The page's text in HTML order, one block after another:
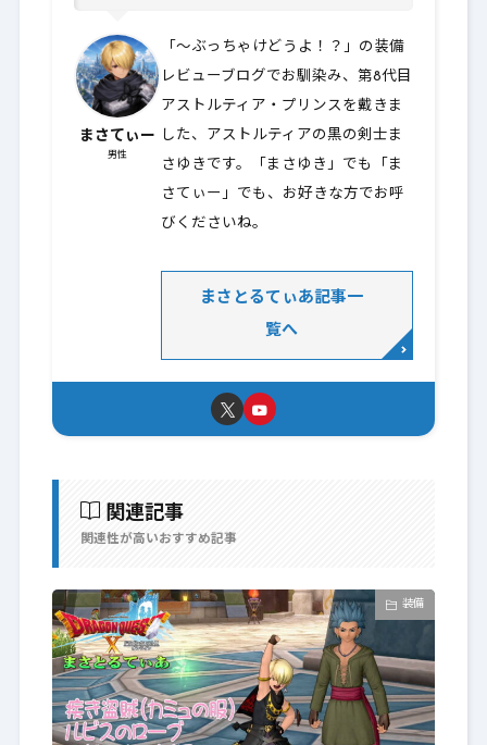
まさてぃー
男性
「～ぶっちゃけどうよ！？」の装備
レビューブログでお馴染み、第8代目
アストルティア・プリンスを戴きま
した、アストルティアの黒の剣士ま
さゆきです。「まさゆき」でも「ま
さてぃー」でも、お好きな方でお呼
びくださいね。
まさとるてぃあ記事一
覧へ
関連記事
関連性が高いおすすめ記事
装備